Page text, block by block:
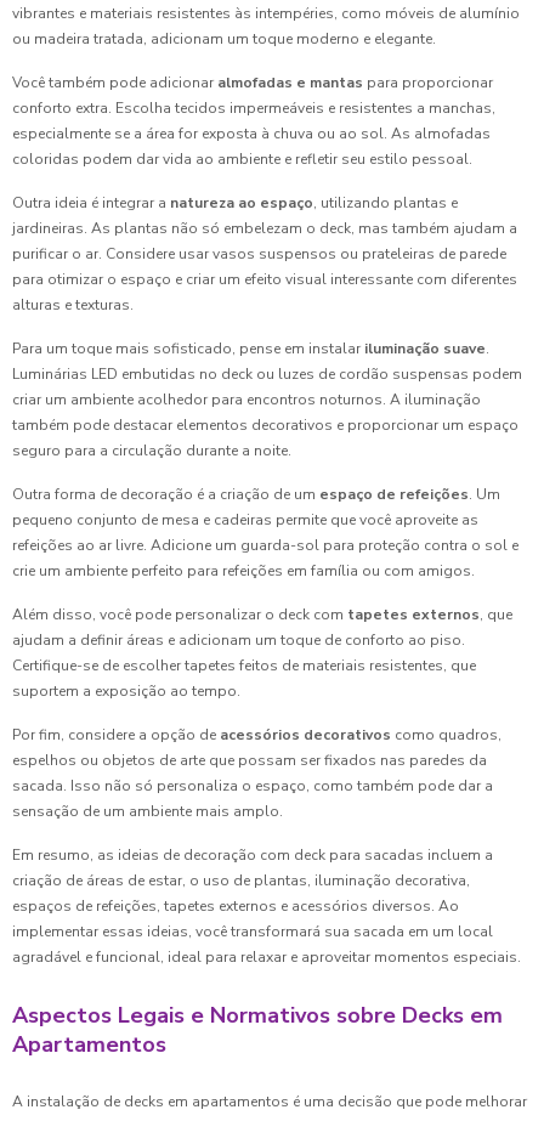
vibrantes e materiais resistentes às intempéries, como móveis de alumínio
ou madeira tratada, adicionam um toque moderno e elegante.
Você também pode adicionar almofadas e mantas para proporcionar
conforto extra. Escolha tecidos impermeáveis e resistentes a manchas,
especialmente se a área for exposta à chuva ou ao sol. As almofadas
coloridas podem dar vida ao ambiente e refletir seu estilo pessoal.
Outra ideia é integrar a natureza ao espaço, utilizando plantas e
jardineiras. As plantas não só embelezam o deck, mas também ajudam a
purificar o ar. Considere usar vasos suspensos ou prateleiras de parede
para otimizar o espaço e criar um efeito visual interessante com diferentes
alturas e texturas.
Para um toque mais sofisticado, pense em instalar iluminação suave.
Luminárias LED embutidas no deck ou luzes de cordão suspensas podem
criar um ambiente acolhedor para encontros noturnos. A iluminação
também pode destacar elementos decorativos e proporcionar um espaço
seguro para a circulação durante a noite.
Outra forma de decoração é a criação de um espaço de refeições. Um
pequeno conjunto de mesa e cadeiras permite que você aproveite as
refeições ao ar livre. Adicione um guarda-sol para proteção contra o sol e
crie um ambiente perfeito para refeições em família ou com amigos.
Além disso, você pode personalizar o deck com tapetes externos, que
ajudam a definir áreas e adicionam um toque de conforto ao piso.
Certifique-se de escolher tapetes feitos de materiais resistentes, que
suportem a exposição ao tempo.
Por fim, considere a opção de acessórios decorativos como quadros,
espelhos ou objetos de arte que possam ser fixados nas paredes da
sacada. Isso não só personaliza o espaço, como também pode dar a
sensação de um ambiente mais amplo.
Em resumo, as ideias de decoração com deck para sacadas incluem a
criação de áreas de estar, o uso de plantas, iluminação decorativa,
espaços de refeições, tapetes externos e acessórios diversos. Ao
implementar essas ideias, você transformará sua sacada em um local
agradável e funcional, ideal para relaxar e aproveitar momentos especiais.
Aspectos Legais e Normativos sobre Decks em
Apartamentos
A instalação de decks em apartamentos é uma decisão que pode melhorar